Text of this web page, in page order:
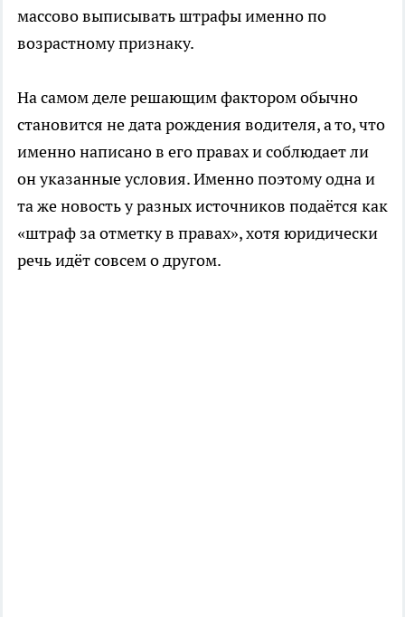
массово выписывать штрафы именно по
возрастному признаку.
На самом деле решающим фактором обычно
становится не дата рождения водителя, а то, что
именно написано в его правах и соблюдает ли
он указанные условия. Именно поэтому одна и
та же новость у разных источников подаётся как
«штраф за отметку в правах», хотя юридически
речь идёт совсем о другом.